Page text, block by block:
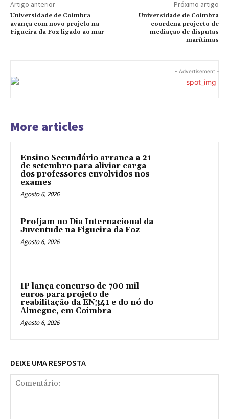
Artigo anterior
Universidade de Coimbra
avança com novo projeto na
Figueira da Foz ligado ao mar
Próximo artigo
Universidade de Coimbra
coordena projecto de
mediação de disputas
marítimas
- Advertisement -
More articles
Ensino Secundário arranca a 21
de setembro para aliviar carga
dos professores envolvidos nos
exames
Agosto 6, 2026
Profjam no Dia Internacional da
Juventude na Figueira da Foz
Agosto 6, 2026
IP lança concurso de 700 mil
euros para projeto de
reabilitação da EN341 e do nó do
Almegue, em Coimbra
Agosto 6, 2026
DEIXE UMA RESPOSTA